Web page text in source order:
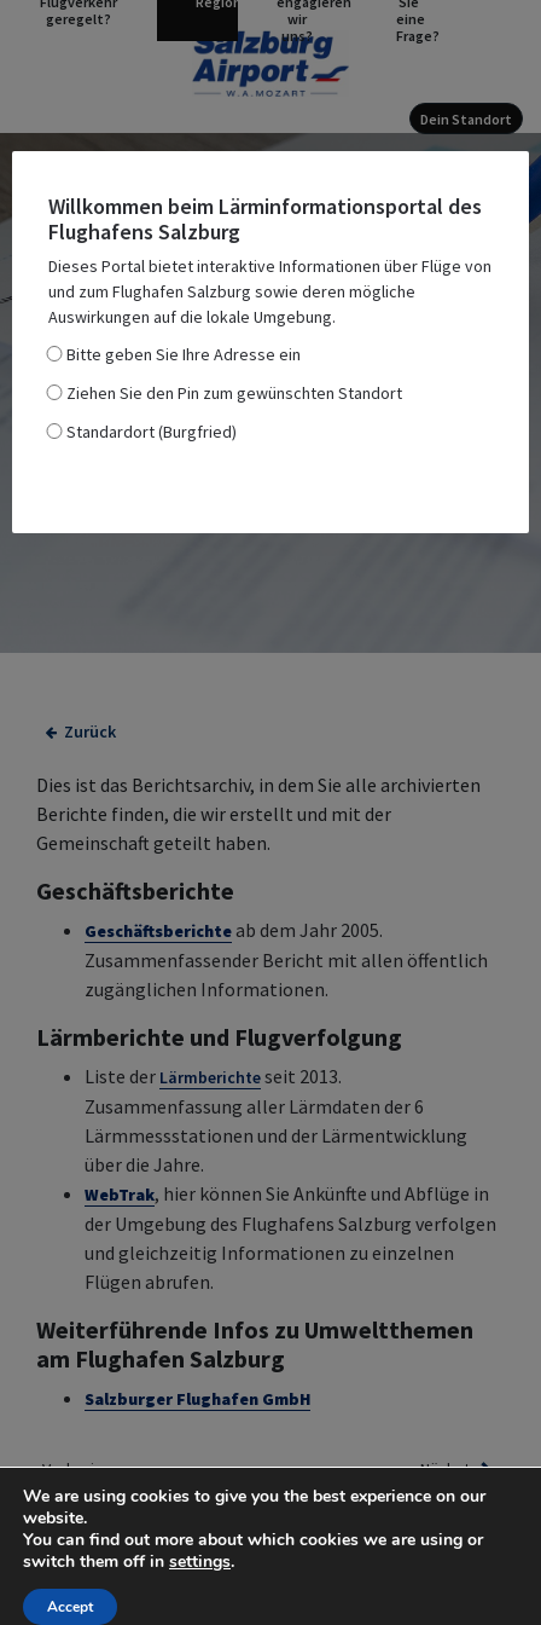
Dein Standort
Willkommen beim Lärminformationsportal des
Flughafens Salzburg
Dieses Portal bietet interaktive Informationen über Flüge von
und zum Flughafen Salzburg sowie deren mögliche
Auswirkungen auf die lokale Umgebung.
Bitte geben Sie Ihre Adresse ein
Ziehen Sie den Pin zum gewünschten Standort
Standardort (Burgfried)
geregelt
wir
uns
eine
Frage
Berichtarchiv
Hier haben wir eine Liste unserer Berichte und Links zu
den Websites zusammengestellt.
Zurück
Dies ist das Berichtsarchiv, in dem Sie alle archivierten
Berichte finden, die wir erstellt und mit der
Gemeinschaft geteilt haben.
Geschäftsberichte
Geschäftsberichte ab dem Jahr 2005.
Zusammenfassender Bericht mit allen öffentlich
zugänglichen Informationen.
Lärmberichte und Flugverfolgung
Liste der Lärmberichteseit 2013.
Zusammenfassung aller Lärmdaten der 6
Lärmmessstationen und der Lärmentwicklung
über die Jahre.
WebTrak, hier können Sie Ankünfte und Abflüge in
der Umgebung des Flughafens Salzburg verfolgen
und gleichzeitig Informationen zu einzelnen
Flügen abrufen.
Weiterführende Infos zu Umweltthemen
am Flughafen Salzburg
Salzburger Flughafen GmbH
Vorherige Nächste
We are using cookies to give you the best experience on our
website.
You can find out more about which cookies we are using or
switch them off in settings.
Accept